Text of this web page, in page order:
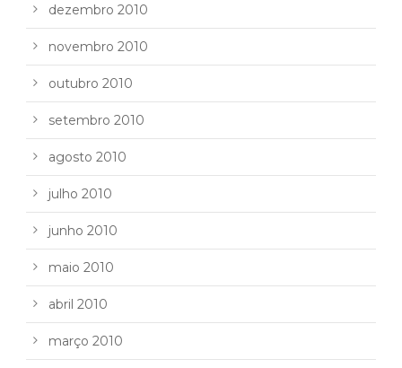
dezembro 2010
novembro 2010
outubro 2010
setembro 2010
agosto 2010
julho 2010
junho 2010
maio 2010
abril 2010
março 2010